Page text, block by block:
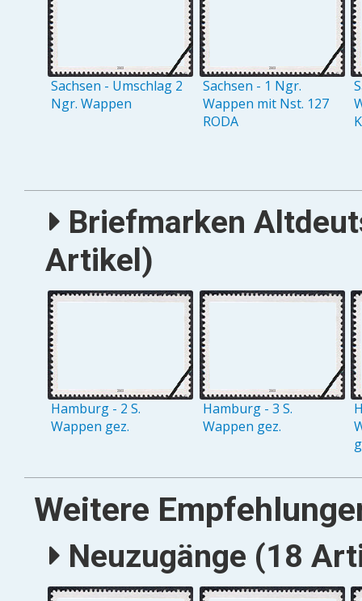
Sachsen - Umschlag 2
Ngr. Wappen
Sachsen - 1 Ngr.
Wappen mit Nst. 127
RODA
Briefmarken
Artikel)
Hamburg - 2 S.
Wappen gez.
Hamburg - 3 S.
Wappen gez.
Weitere
Neuzugänge (18